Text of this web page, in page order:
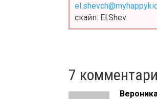
скайп: El.Shev.
7